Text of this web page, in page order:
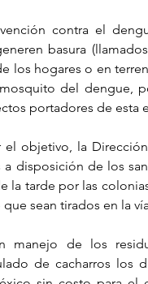
contra el
basura
los hogares o en
del dengue,
portadores de esta
objetivo, la
disposición de los
la tarde por las
sean tirados en la
manejo de los
de cacharros los